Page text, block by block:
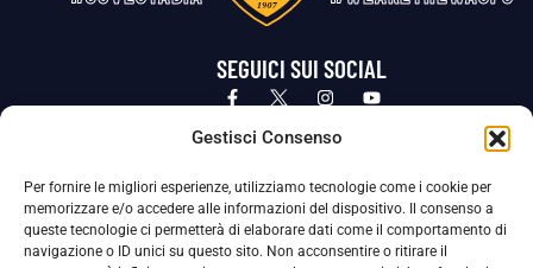
Gestisci Consenso
Per fornire le migliori esperienze, utilizziamo tecnologie come i cookie per
memorizzare e/o accedere alle informazioni del dispositivo. Il consenso a
queste tecnologie ci permetterà di elaborare dati come il comportamento di
navigazione o ID unici su questo sito. Non acconsentire o ritirare il
SEGUICI SUI SOCIAL
Privacy Policy Cookie Policy
La Società ha nominato il Responsabile della Protezione dei Dati Personali (DPO), figura specializzata che vigila sulle modalità
adottate dalla nostra Società per tutelare i Suoi dati personali.